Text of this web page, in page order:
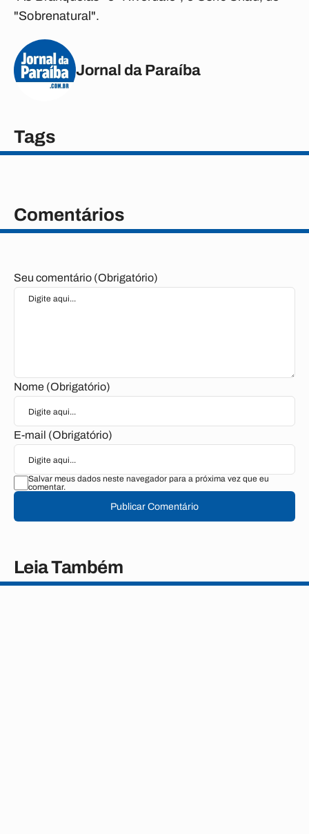
"Sobrenatural".
Jornal da Paraíba
Tags
Comentários
Seu comentário (Obrigatório)
Nome (Obrigatório)
E-mail (Obrigatório)
Salvar meus dados neste navegador para a próxima vez que eu
comentar.
Publicar Comentário
Leia Também